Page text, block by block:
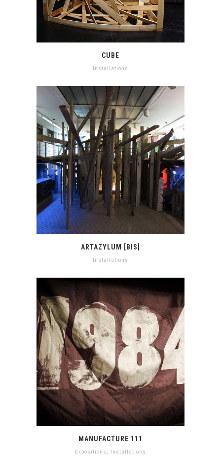
CUBE
Installations
ARTAZYLUM [BIS]
Installations
MANUFACTURE 111
Expositions , Installations